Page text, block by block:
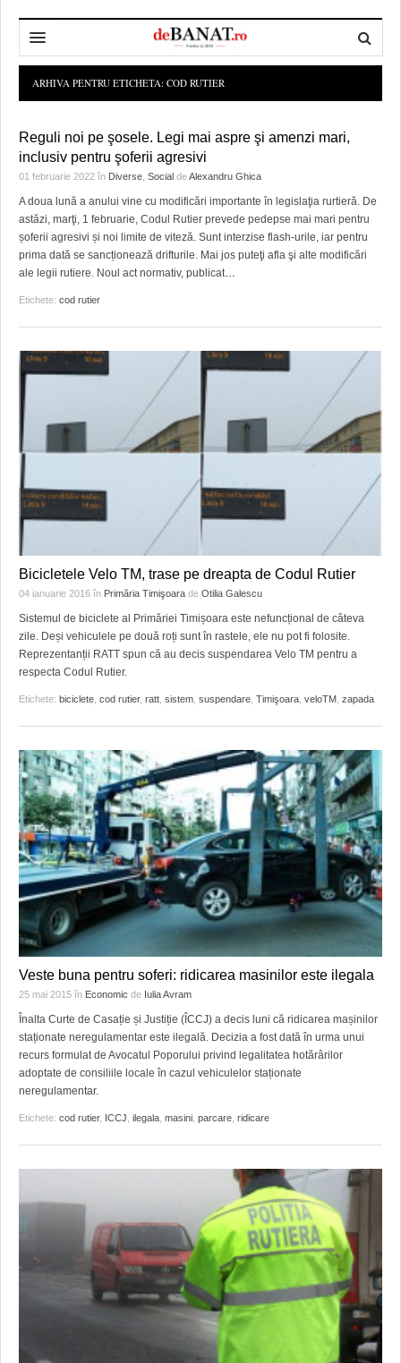
REDACȚIA DEBANAT
POLITICA DE COOKIES
POLITICA DE CONFIDENȚIALITATE
PRIMĂRIA TIMIŞOARA
CONSILIUL JUDEŢEAN TIMIŞ
PREFECTURA TIMIŞ
POLITICĂ
POLITICA
SPORT
POLI TIMISOARA
FOTBAL JUDETEAN
ALTE SPORTURI
OPINII
DOSARELE DEBANAT
ETICA LUCIDITĂȚII ASISTATE
JURNAL DE CAMPANIE
ZÂMBETE AMARE
GRĂDINA TAICII DOMNULUI
ZIARISTU’ DE TERASĂ
CU OIŞTEA-N KIERKEGAARD
FINANŢĂRI DE LA A LA Z
TIMP LIBER ȘI CULTURĂ
TIMP LIBER
ULTRAMARIN VA RECOMANDA
CULTURA
CRONICĂ DE FILM
UNDE MERGEM
JOCURI ONLINE
ECONOMIC
AFACERI
SĂNĂTATE
MAI MULTE
JUSTITIE
FILME DOCUMENTARE
CLIPURI VIDEO
JOCURI ONLINE
FARMACII DIN TIMIŞOARA
HARTA TIMIŞOAREI
LICEE, ŞCOLI ŞI GRĂDINIŢE DIN TIMIŞ
PRIMĂRIILE DIN TIMIŞ
SFATUL MEDICULUI
SFATURI JURIDICE
ARHIVA PENTRU ETICHETA: COD RUTIER
Reguli noi pe şosele. Legi mai aspre şi amenzi mari,
inclusiv pentru şoferii agresivi
01 februarie 2022 în Diverse Social deAlexandru Ghica
A doua lună a anului vine cu modificări importante în legislaţia rurtieră. De
astăzi, marţi, 1 februarie, Codul Rutier prevede pedepse mai mari pentru
șoferii agresivi și noi limite de viteză. Sunt interzise flash-urile, iar pentru
prima dată se sancționează drifturile. Mai jos puteţi afla şi alte modificări
ale legii rutiere. Noul act normativ, publicat…
Etichete: cod rutier
Bicicletele Velo TM, trase pe dreapta de Codul Rutier
04 ianuarie 2016 în Primăria Timişoara de Otilia Galescu
Sistemul de biciclete al Primăriei Timișoara este nefuncțional de câteva
zile. Deși vehiculele pe două roți sunt în rastele, ele nu pot fi folosite.
Reprezentanții RATT spun că au decis suspendarea Velo TM pentru a
respecta Codul Rutier.
Etichete: biciclete, cod rutier, ratt, sistem, suspendare, Timişoara, veloTM, zapada
Veste buna pentru soferi: ridicarea masinilor este ilegala
25 mai 2015 în Economic de Iulia Avram
Înalta Curte de Casație și Justiție (ÎCCJ) a decis luni că ridicarea mașinilor
staționate neregulamentar este ilegală. Decizia a fost dată în urma unui
recurs formulat de Avocatul Poporului privind legalitatea hotărârilor
adoptate de consiliile locale în cazul vehiculelor staționate
neregulamentar.
Etichete: cod rutier, ICCJ ilegala masini parcare ridicare